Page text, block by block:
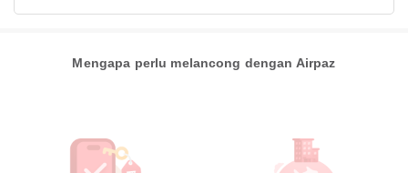
Mengapa perlu melancong dengan Airpaz